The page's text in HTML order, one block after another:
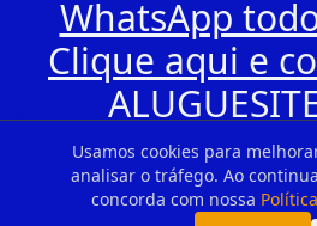
Usamos cookies para
analisar o tráfego. Ao
concorda com nossa
WhatsApp
Clique aqui e